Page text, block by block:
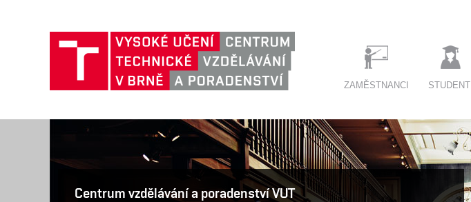
ZAMĚSTNANCI STUDENTI
Centrum vzdělávání a poradenství VUT